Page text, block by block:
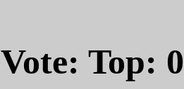
Vote: Top: 0